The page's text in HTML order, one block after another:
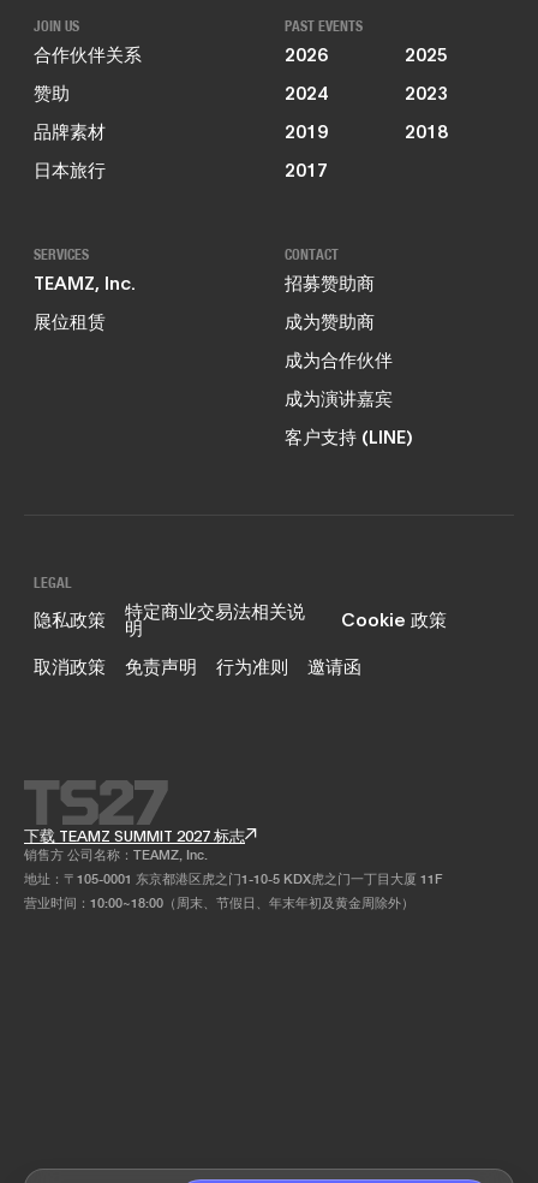
JOIN US
合作伙伴关系
赞助
品牌素材
日本旅行
PAST EVENTS
2026
2025
2024
2023
2019
2018
2017
SERVICES
TEAMZ, Inc.
展位租赁
CONTACT
招募赞助商
成为赞助商
成为合作伙伴
成为演讲嘉宾
客户支持 (LINE)
LEGAL
隐私政策 特定商业交易法相关说
明
Cookie 政策
取消政策
免责声明 行为准则 邀请函
下载 TEAMZ SUMMIT 2027 标志
销售方 公司名称：TEAMZ, Inc.
地址：〒105-0001 东京都港区虎之门1-10-5 KDX虎之门一丁目大厦 11F
营业时间：10:00~18:00（周末、节假日、年末年初及黄金周除外）